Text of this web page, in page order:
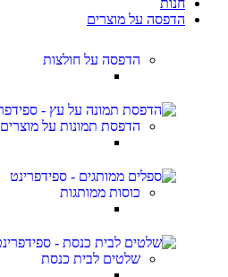
חנות
הדפסה על מוצרים
הדפסה על חולצות
הדפסת תמונות על מוצרים
כוסות ממותגות
שלטים לבית כנסת